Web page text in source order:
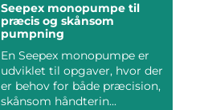
Seepex monopumpe til
præcis og skånsom
pumpning
En Seepex monopumpe er
udviklet til opgaver, hvor der
er behov for både præcision,
skånsom håndterin...